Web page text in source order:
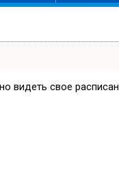
видеть свое